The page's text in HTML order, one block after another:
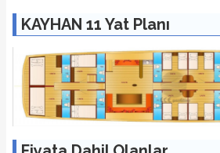
KAYHAN 11 Yat Planı